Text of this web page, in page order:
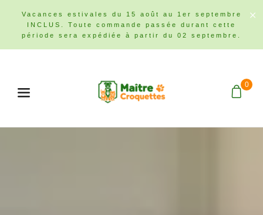
Vacances estivales du 15 août au 1er septembre
INCLUS. Toute commande passée durant cette
période sera expédiée à partir du 02 septembre.
0